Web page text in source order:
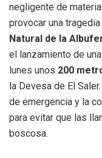
negligente de
provocar una
Natural de la
el lanzamiento de
lunes unos 200
la Devesa de El
de emergencia y la
para evitar que las
boscosa.